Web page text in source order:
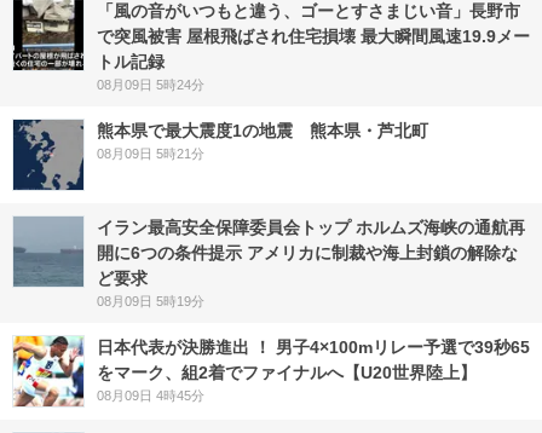
「風の音がいつもと違う、ゴーとすさまじい音」長野市
で突風被害 屋根飛ばされ住宅損壊 最大瞬間風速19.9メー
トル記録
08月09日 5時24分
熊本県で最大震度1の地震 熊本県・芦北町
08月09日 5時21分
イラン最高安全保障委員会トップ ホルムズ海峡の通航再
開に6つの条件提示 アメリカに制裁や海上封鎖の解除な
ど要求
08月09日 5時19分
日本代表が決勝進出 ！ 男子4×100mリレー予選で39秒65
をマーク、組2着でファイナルへ【U20世界陸上】
08月09日 4時45分